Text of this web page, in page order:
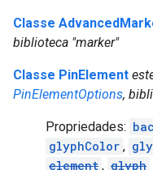
Classe
biblioteca "marker"
Classe PinElement
PinElementOptions,
Propriedades:
glyphColor ,
element , glyph